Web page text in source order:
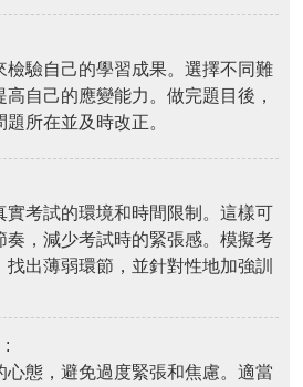
檢驗自己的學習成果。選擇不同難
自己的應變能力。做完題目後，
所在並及時改正。
實考試的環境和時間限制。這樣可
奏，減少考試時的緊張感。模擬考
出薄弱環節，並針對性地加強訓
:
心態，避免過度緊張和焦慮。適當